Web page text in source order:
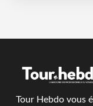
Tour Hebdo vous